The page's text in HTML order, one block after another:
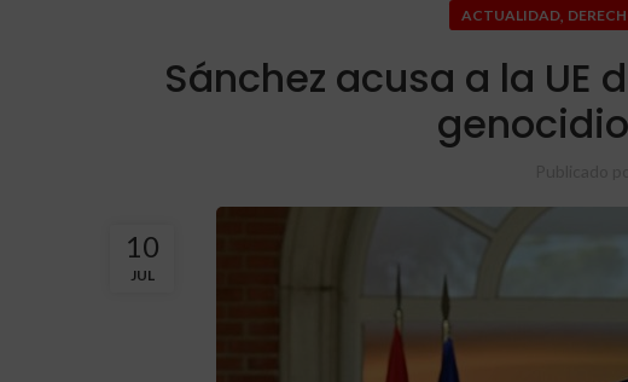
ACTUALIDAD,
Sánchez acusa a la UE
10
JUL